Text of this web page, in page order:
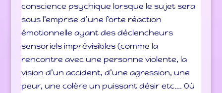
conscience psychique lorsque le sujet sera
sous l’emprise d’une forte réaction
émotionnelle ayant des déclencheurs
sensoriels imprévisibles (comme la
rencontre avec une personne violente, la
vision d’un accident, d’une agression, une
peur, une colère un puissant désir etc…. Où